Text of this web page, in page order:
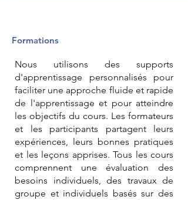
Formations
Nous utilisons des supports
d'apprentissage personnalisés pour
faciliter une approche fluide et rapide
de l'apprentissage et pour atteindre
les objectifs du cours. Les formateurs
et les participants partagent leurs
expériences, leurs bonnes pratiques
et les leçons apprises. Tous les cours
comprennent une évaluation des
besoins individuels, des travaux de
groupe et individuels basés sur des